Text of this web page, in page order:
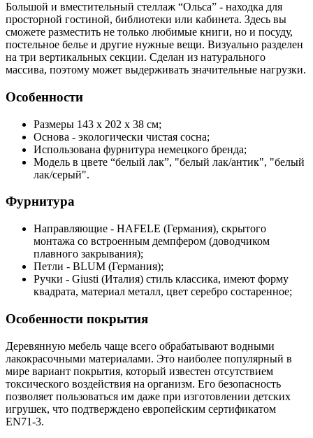
Большой и вместительный стеллаж “Ольса” - находка для
просторной гостиной, библиотеки или кабинета. Здесь вы
сможете разместить не только любимые книги, но и посуду,
постельное белье и другие нужные вещи. Визуально разделен
на три вертикальных секции. Сделан из натурального
массива, поэтому может выдерживать значительные нагрузки.
Особенности
Размеры 143 х 202 х 38 см;
Основа - экологически чистая сосна;
Использована фурнитура немецкого бренда;
Модель в цвете “белый лак”, "белый лак/антик", "белый
лак/серый".
Фурнитура
Направляющие - HAFELE (Германия), скрытого
монтажа со встроенным демпфером (доводчиком
плавного закрывания);
Петли - BLUM (Германия);
Ручки - Giusti (Италия) стиль классика, имеют форму
квадрата, материал металл, цвет серебро состаренное;
Особенности покрытия
Деревянную мебель чаще всего обрабатывают водными
лакокрасочными материалами. Это наиболее популярный в
мире вариант покрытия, который известен отсутствием
токсического воздействия на организм. Его безопасность
позволяет пользоваться им даже при изготовлении детских
игрушек, что подтверждено европейским сертификатом
EN71-3.